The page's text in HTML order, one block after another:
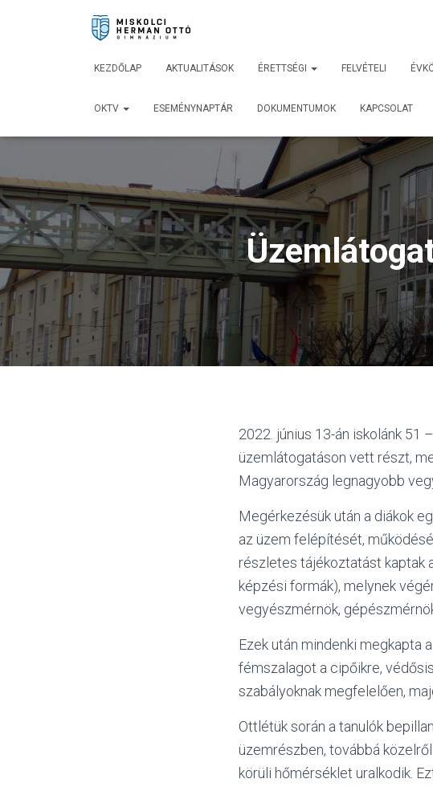
KEZDŐLAP AKTUALITÁSOK ÉRETTSÉGI FELVÉTELI
OKTV ESEMÉNYNAPTÁR DOKUMENTUMOK KAPCSOLAT
2022. június 13-án iskolánk
üzemlátogatáson vett részt,
Magyarország legnagyobb
Megérkezésük után a diákok
az üzem felépítését,
részletes tájékoztatást kaptak
képzési formák), melynek
vegyészmérnök,
Ezek után mindenki
fémszalagot a cipőikre,
szabályoknak megfelelően,
Ottlétük során a tanulók
üzemrészben, továbbá
körüli hőmérséklet uralkodik.